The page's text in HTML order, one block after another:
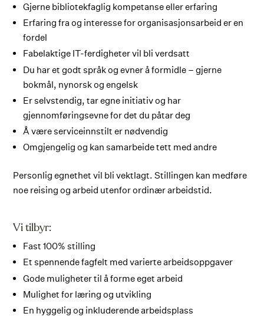
Gjerne bibliotekfaglig kompetanse eller erfaring
Erfaring fra og interesse for organisasjonsarbeid er en
fordel
Fabelaktige IT-ferdigheter vil bli verdsatt
Du har et godt språk og evner å formidle – gjerne
bokmål, nynorsk og engelsk
Er selvstendig, tar egne initiativ og har
gjennomføringsevne for det du påtar deg
Å være serviceinnstilt er nødvendig
Omgjengelig og kan samarbeide tett med andre
Personlig egnethet vil bli vektlagt. Stillingen kan medføre
noe reising og arbeid utenfor ordinær arbeidstid.
Vi tilbyr:
Fast 100% stilling
Et spennende fagfelt med varierte arbeidsoppgaver
Gode muligheter til å forme eget arbeid
Mulighet for læring og utvikling
En hyggelig og inkluderende arbeidsplass